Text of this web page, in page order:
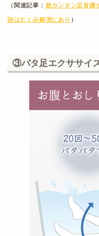
（関連記事： 超カンタン足首痩
訣はむくみ解消にあり ）
③バタ足エクササイ